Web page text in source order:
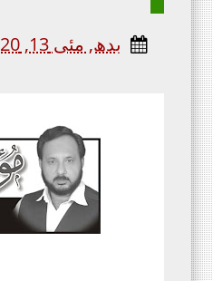
بدھ, مئی 13, 2020